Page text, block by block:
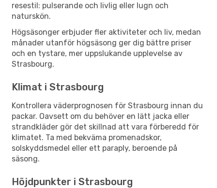
resestil: pulserande och livlig eller lugn och
naturskön.
Högsäsonger erbjuder fler aktiviteter och liv, medan
månader utanför högsäsong ger dig bättre priser
och en tystare, mer uppslukande upplevelse av
Strasbourg.
Klimat i Strasbourg
Kontrollera väderprognosen för Strasbourg innan du
packar. Oavsett om du behöver en lätt jacka eller
strandkläder gör det skillnad att vara förberedd för
klimatet. Ta med bekväma promenadskor,
solskyddsmedel eller ett paraply, beroende på
säsong.
Höjdpunkter i Strasbourg